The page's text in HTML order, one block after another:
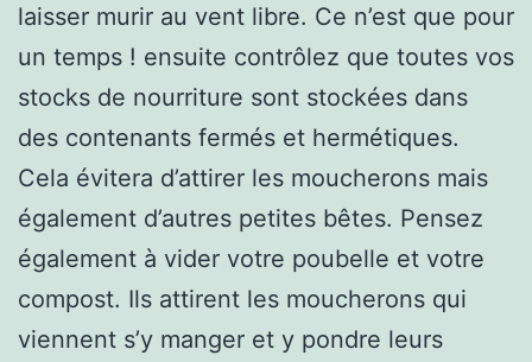
laisser murir au vent libre. Ce n’est que pour
un temps ! ensuite contrôlez que toutes vos
stocks de nourriture sont stockées dans
des contenants fermés et hermétiques.
Cela évitera d’attirer les moucherons mais
également d’autres petites bêtes. Pensez
également à vider votre poubelle et votre
compost. Ils attirent les moucherons qui
viennent s’y manger et y pondre leurs